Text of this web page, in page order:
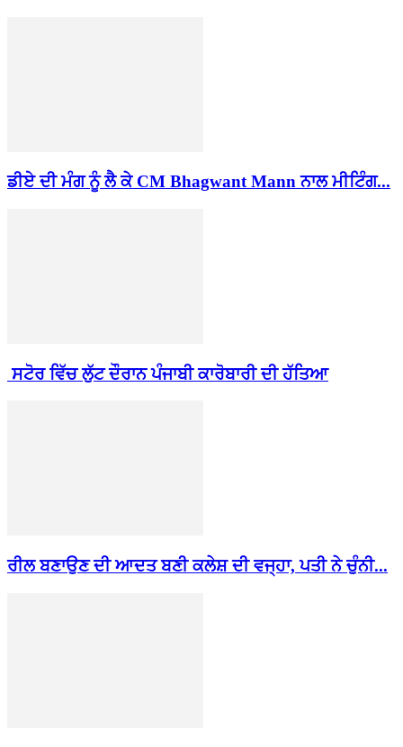
ਡੀਏ ਦੀ ਮੰਗ ਨੂੰ ਲੈ ਕੇ CM Bhagwant Mann ਨਾਲ ਮੀਟਿੰਗ...
ਸਟੋਰ ਵਿੱਚ ਲੁੱਟ ਦੌਰਾਨ ਪੰਜਾਬੀ ਕਾਰੋਬਾਰੀ ਦੀ ਹੱਤਿਆ
ਰੀਲ ਬਣਾਉਣ ਦੀ ਆਦਤ ਬਣੀ ਕਲੇਸ਼ ਦੀ ਵਜ੍ਹਾ, ਪਤੀ ਨੇ ਚੁੰਨੀ...